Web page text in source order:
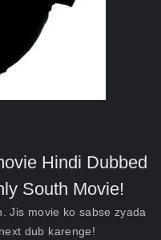
Hindi Dubbed
South Movie!
Jis movie ko sabse zyada
dub karenge!